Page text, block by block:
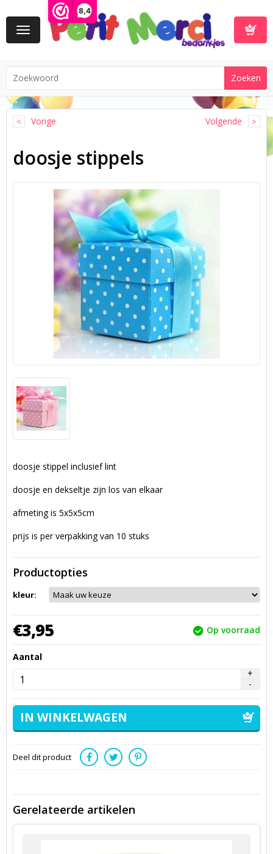
8,4
Toggle
navigation
Vorige Volgende
doosje stippels
doosje stippel inclusief lint
doosje en dekseltje zijn los van elkaar
afmeting is 5x5x5cm
prijs is per verpakking van 10 stuks
Productopties
kleur:
€3,95 Op voorraad
Aantal
Deel dit product
Gerelateerde artikelen